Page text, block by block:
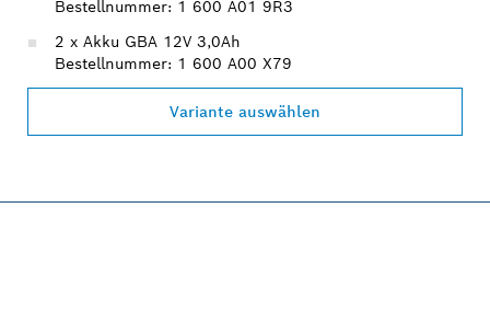
Bestellnummer: 1 600 A01 9R3
2 x Akku GBA 12V 3,0Ah
Bestellnummer: 1 600 A00 X79
Variante auswählen